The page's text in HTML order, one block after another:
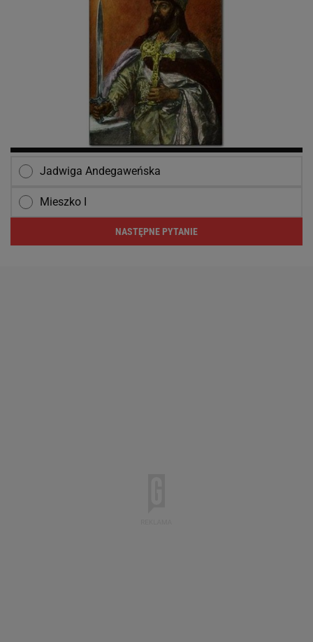
Jadwiga Andegaweńska
Mieszko I
NASTĘPNE PYTANIE